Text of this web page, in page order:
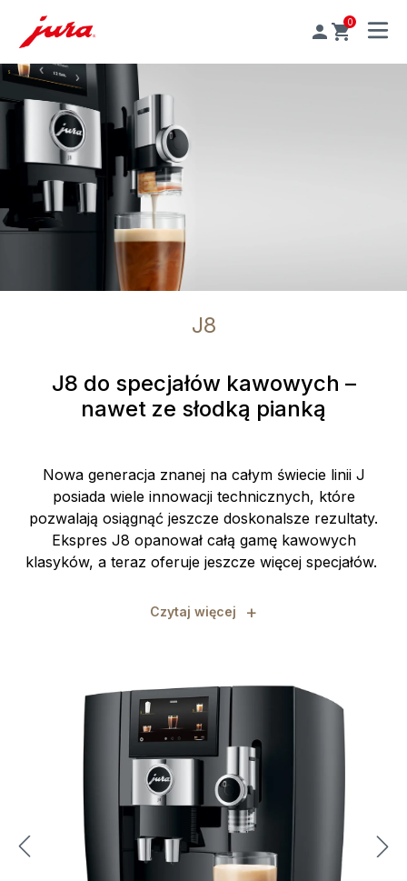
0
MENU
J8
J8 do specjałów kawowych –
nawet ze słodką pianką
Nowa generacja znanej na całym świecie linii J
posiada wiele innowacji technicznych, które
pozwalają osiągnąć jeszcze doskonalsze rezultaty.
Ekspres J8 opanował całą gamę kawowych
klasyków, a teraz oferuje jeszcze więcej specjałów.
Czytaj więcej +